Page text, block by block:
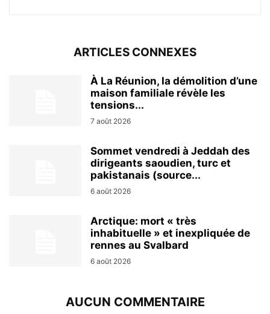
ARTICLES CONNEXES
À La Réunion, la démolition d’une
maison familiale révèle les
tensions...
7 août 2026
Sommet vendredi à Jeddah des
dirigeants saoudien, turc et
pakistanais (source...
6 août 2026
Arctique: mort « très
inhabituelle » et inexpliquée de
rennes au Svalbard
6 août 2026
AUCUN COMMENTAIRE